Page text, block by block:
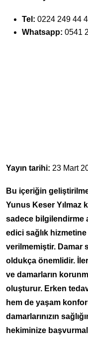
Tel: 0224 249 44
Whatsapp: 0541
Yayın tarihi: 23 Mart
Bu içeriğin
Yunus Keser Yılmaz
sadece bilgilendirme
edici sağlık
verilmemiştir. Damar
oldukça önemlidir.
ve damarların
oluşturur. Erken
hem de yaşam
damarlarınızın
hekiminize